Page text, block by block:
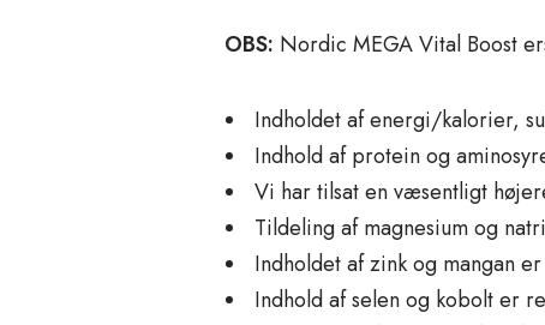
OBS: Nordic MEGA Vital Boost
Indholdet af energi/kalorier,
Indhold af protein og
Vi har tilsat en væsentligt
Tildeling af magnesium og
Indholdet af zink og mangan
Indhold af selen og kobolt er